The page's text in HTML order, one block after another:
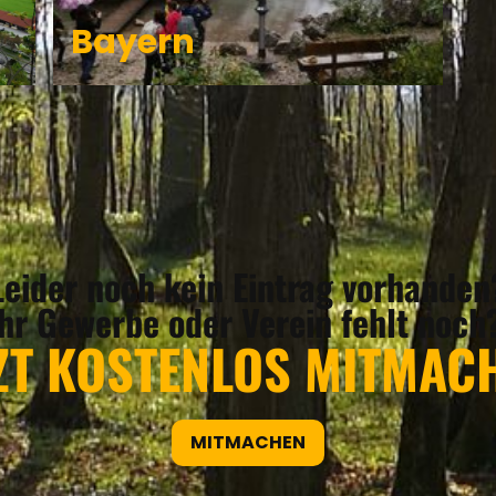
Bayern
noch kein Eintrag
Gewerbe oder Verein fehlt
KOSTENLOS
MITMACHEN